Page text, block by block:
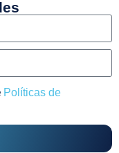
Políticas de